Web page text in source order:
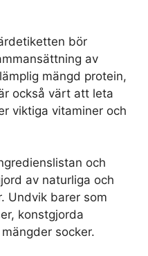
bör
av
mängd protein,
också värt att leta
viktiga vitaminer och
och
av naturliga och
Undvik barer som
konstgjorda
socker.